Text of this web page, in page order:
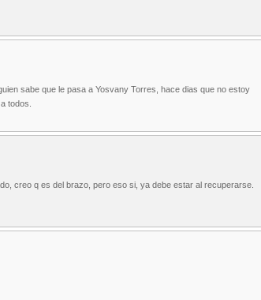
sabe que le pasa a Yosvany Torres, hace dias que no estoy
todos.
creo q es del brazo, pero eso si, ya debe estar al recuperarse.